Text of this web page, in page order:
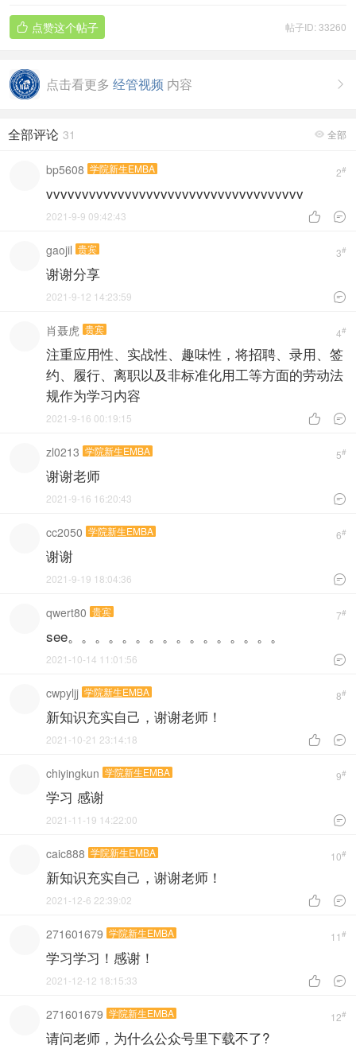
帖子ID: 33260
 点赞这个帖子

点击看更多 经管视频 内容
 全部
全部评论 31
2#
bp5608 学院新生EMBA
vvvvvvvvvvvvvvvvvvvvvvvvvvvvvvvvvvvv
 
2021-9-9 09:42:43
3#
gaojil 贵宾
谢谢分享

2021-9-12 14:23:59
4#
肖聂虎 贵宾
注重应用性、实战性、趣味性，将招聘、录用、签
约、履行、离职以及非标准化用工等方面的劳动法
规作为学习内容
 
2021-9-16 00:19:15
5#
zl0213 学院新生EMBA
谢谢老师

2021-9-16 16:20:43
6#
cc2050 学院新生EMBA
谢谢

2021-9-19 18:04:36
7#
qwert80 贵宾
see。。。。。。。。。。。。。。。。

2021-10-14 11:01:56
8#
cwpyljj 学院新生EMBA
新知识充实自己，谢谢老师！
 
2021-10-21 23:14:18
9#
chiyingkun 学院新生EMBA
学习 感谢

2021-11-19 14:22:00
10#
caic888 学院新生EMBA
新知识充实自己，谢谢老师！
 
2021-12-6 22:39:02
11 #
271601679 学院新生EMBA
学习学习！感谢！
 
2021-12-12 18:15:33
12#
271601679 学院新生EMBA
请问老师，为什么公众号里下载不了?